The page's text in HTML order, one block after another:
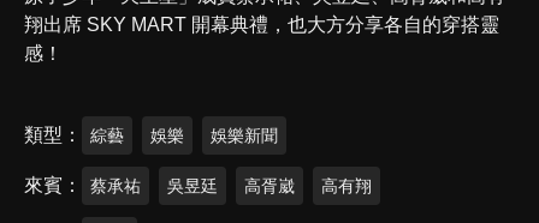
翔出席 SKY MART 開幕典禮，也大方分享各自的穿搭靈
感！
類型 綜藝 娛樂 娛樂新聞
來賓 蔡承祐 吳昱廷 高胥崴 高有翔